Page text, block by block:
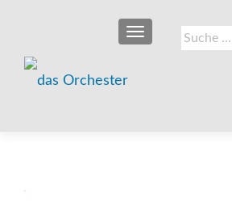
Suche
nach:
SCHALTE